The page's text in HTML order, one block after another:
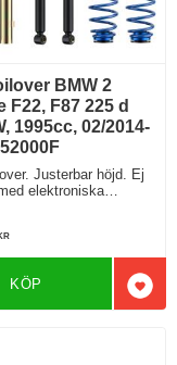
BMW 2
F22, F87 225 d
1995cc, 02/2014-
Justerbar höjd. Ej
elektroniska
KÖP